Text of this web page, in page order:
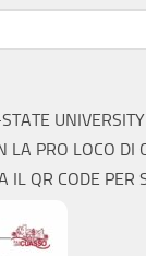
LA PRO LOCO DI
IL QR CODE PER